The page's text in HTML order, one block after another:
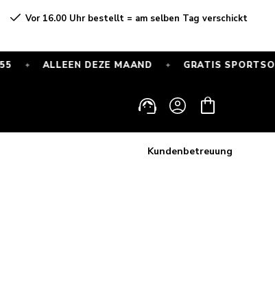
Vor 16.00 Uhr bestellt = am selben Tag verschickt
ALLEEN DEZE MAAND ✦ GRATIS SPORTSOKKEN
EinloggenWarenkorb
Kundenbetreuung